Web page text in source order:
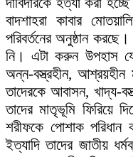
বাদশাহরা কাবার
পরিবর্তনের অনুষ্ঠান
নি। এটা করুন উপহাস
অন্ন-বস্ত্রহীন, আশ্রয়হীন
তাদেরকে আবাসন, খাদ্য-
তাদের মাতৃভূমি ফিরিয়ে
শরীফকে পোশাক
ইত্যাদি তাদের জাতীয়